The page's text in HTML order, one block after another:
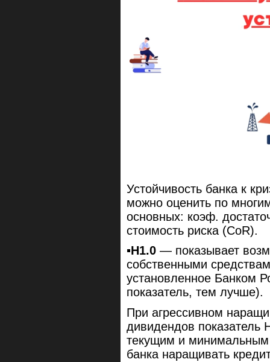
Устойчивость банка к
можно оценить по
основных: коэф.
стоимость риска (CoR).
▪️H1.0 — показывает
собственными
установленное Банком
показатель, тем лучше).
При агрессивном
дивидендов показатель
текущим и минимальным
банка наращивать